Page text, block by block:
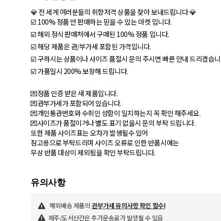
💎 전 세계 여러분들의 취향저격 상품을 찾아 보내드립니다 💎
☑️ 100% 정품 만 판매하는 믿을 수 있는 마켓 입니다.
☑️ 해외 정식 판매처에서 구매된 100% 정품 입니다.
☑️ 해당 제품은 관/부가세 포함된 가격입니다.
☑️ 구하시는 상품이나 사이즈 품절시 문의 주시면 빠른 안내 드리겠습
☑️ 가품일시 200% 보장해 드립니다.
💌정품 인증 받은 새 제품입니다.
💌관부가세가 포함되어 있습니다.
💌개인통관번호와 수취인 성함이 일치하는지 꼭 확인 해주세요.
💌사이즈가 품절이거나 별도 표기 없을시 문의 부탁 드립니다.
또한 제품 사이즈표는 오차가 발생될수 있어
참고용으로 부탁드리며 사이즈 오류로 인한 반품시에는
무상 반품 대상이 제외됨을 확인 부탁드립니다.
유의사항
해외배송 제품의 관부가세 유의사항 확인 필수!
제주/도서산간은 추가운송료가 발생될 수 있음